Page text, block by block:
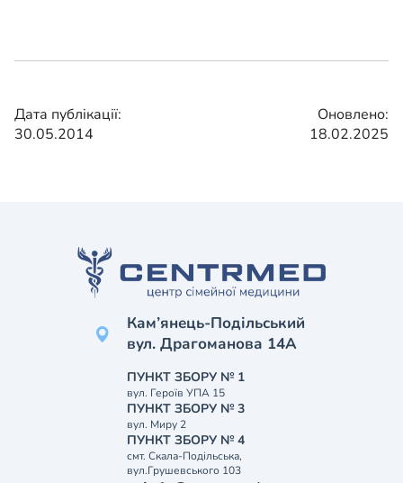
Дата публікації:
30.05.2014
Оновлено:
18.02.2025
Кам’янець-Подільський
вул. Драгоманова 14А
ПУНКТ ЗБОРУ № 1
вул. Героїв УПА 15
ПУНКТ ЗБОРУ № 3
вул. Миру 2
ПУНКТ ЗБОРУ № 4
смт. Скала-Подільська,
вул.Грушевського 103